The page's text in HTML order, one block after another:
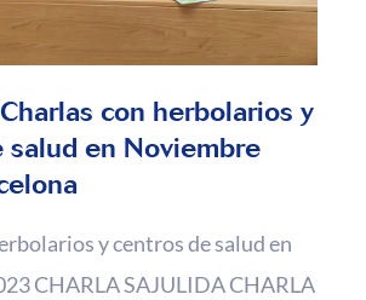
con herbolarios y
salud en Noviembre
y centros de salud en
CHARLA SAJULIDA CHARLA